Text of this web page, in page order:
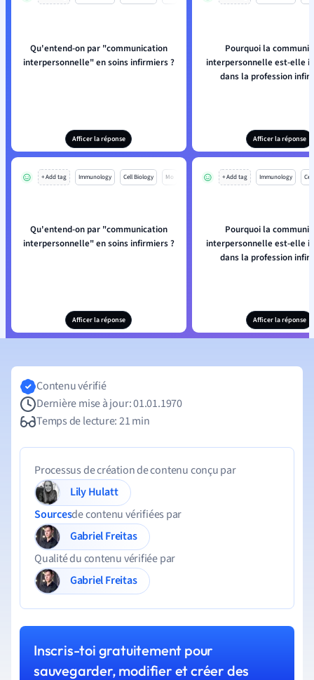
Qu'entend-on par "communication
interpersonnelle" en soins infirmiers ?
Afficer la réponse
Pourquoi la
interpersonnelle est-elle
dans la profession
Afficer la réponse
+ Add tag Immunology Cell Biology Mo
Qu'entend-on par "communication
interpersonnelle" en soins infirmiers ?
Afficer la réponse
+ Add tag Immunology
Pourquoi la
interpersonnelle est-elle
dans la profession
Afficer la réponse
Contenu vérifié
Dernière mise à jour: 01.01.1970
Temps de lecture: 21 min
Processus de création de contenu conçu par
Lily Hulatt
Sourcesde contenu vérifiées par
Gabriel Freitas
Qualité du contenu vérifiée par
Gabriel Freitas
Inscris-toi gratuitement pour
sauvegarder, modifier et créer des